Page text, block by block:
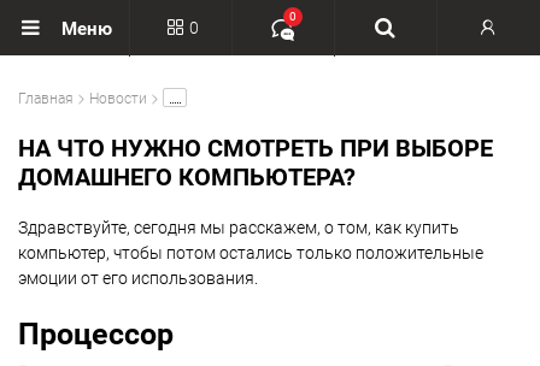
Меню 0
0
Главная Новости
НА ЧТО НУЖНО СМОТРЕТЬ ПРИ ВЫБОРЕ
ДОМАШНЕГО КОМПЬЮТЕРА?
Здравствуйте, сегодня мы расскажем, о том, как купить
компьютер, чтобы потом остались только положительные
эмоции от его использования.
Процессор